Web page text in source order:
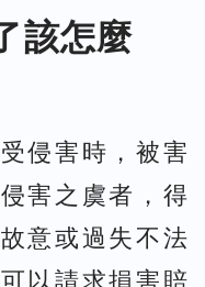
該怎麼
侵害時，被害
害之虞者，得
意或過失不法
以請求損害賠